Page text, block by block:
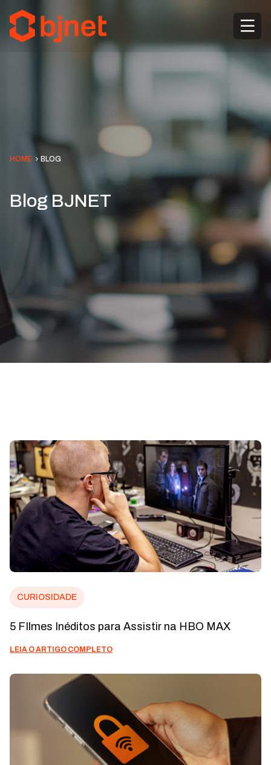
HOME BLOG
Blog BJNET
CURIOSIDADE
5 FIlmes Inéditos para Assistir na HBO MAX
LEIA O ARTIGO COMPLETO